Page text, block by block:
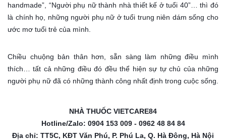
handmade”, “Người phụ nữ thành nhà thiết kế ở tuổi 40”… thì đó
là chính họ, những người phụ nữ ở tuổi trung niên dám sống cho
ước mơ tuổi trẻ của mình.
Chiều chuộng bản thân hơn, sẵn sàng làm những điều mình
thích… tất cả những điều đó đều thể hiện sự tự chủ của những
người phụ nữ đã có những thành công nhất định trong cuộc sống.
NHÀ THUỐC VIETCARE84
Hotline/Zalo: 0904 153 009 - 0962 48 84 84
Địa chỉ: TT5C, KĐT Văn Phú, P. Phú La, Q. Hà Đông, Hà Nội